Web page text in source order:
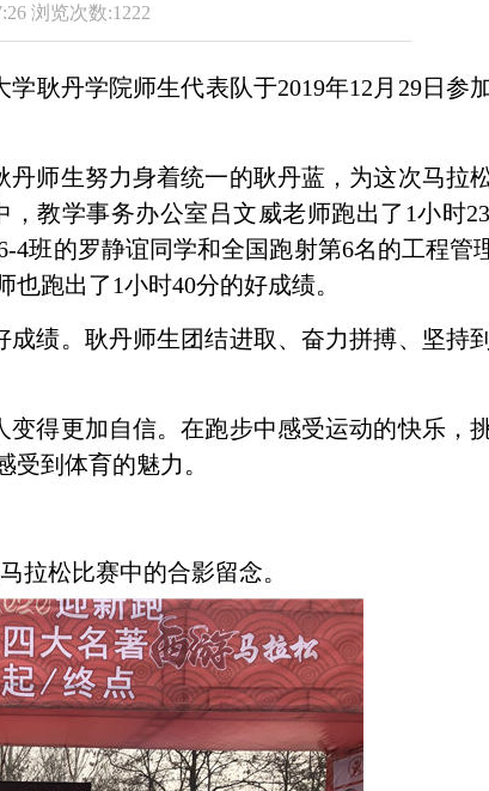
浏览次数:1222
学耿丹学院师生代表队于2019年12 月 29日参
师生努力身着统一的耿丹蓝，为这次马拉
教学事务办公室吕文威老师跑出了 1小时23
4班的罗静谊同学和全国跑射第6名的工程管
也跑出了1小时40分的好成绩。
绩。耿丹师生团结进取、奋力拼搏、坚持
得更加自信。在跑步中感受运动的快乐，
到体育的魅力。
拉松比赛中的合影留念。